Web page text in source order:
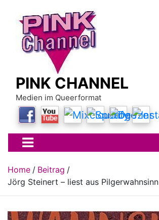
content
PINK CHANNEL
Medien im Queerformat
Home
Beitrag
Jörg Steinert – liest aus Pilgerwahnsinn